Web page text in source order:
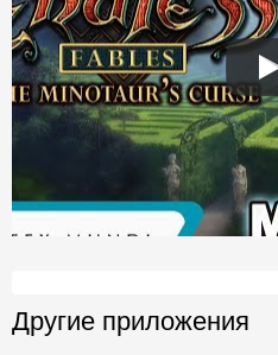
Другие приложения